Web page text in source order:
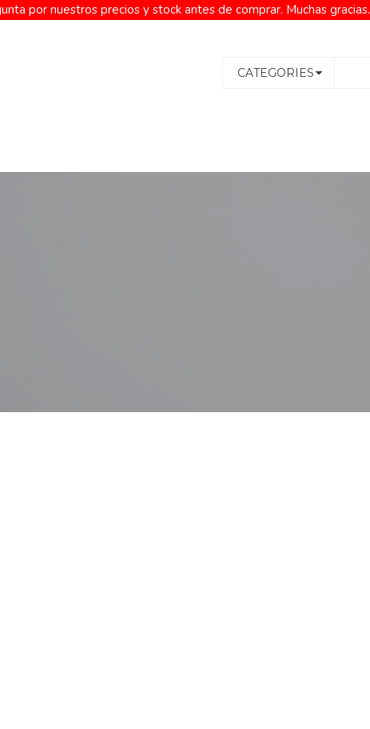
por nuestros precios y stock antes de comprar. Muchas gracias.
CATEGORIES